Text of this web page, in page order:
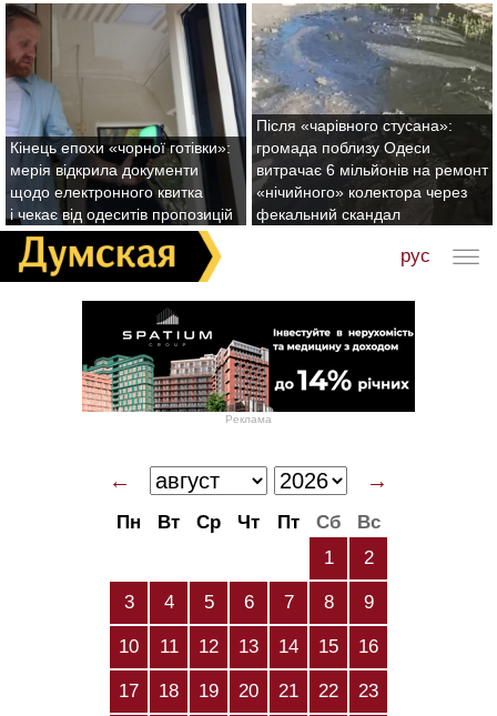
Кінець епохи «чорної готівки»:
мерія відкрила документи
щодо електронного квитка
і чекає від одеситів пропозицій
Після «чарівного стусана»:
громада поблизу Одеси
витрачає 6 мільйонів на ремонт
«нічийного» колектора через
фекальний скандал
рус
Реклама
← →
Пн Вт Ср Чт Пт Сб
Вс
1
2
3 4 5 6 7 8 9
10 11 12 13 14 15 16
17 18 19 20 21 22 23